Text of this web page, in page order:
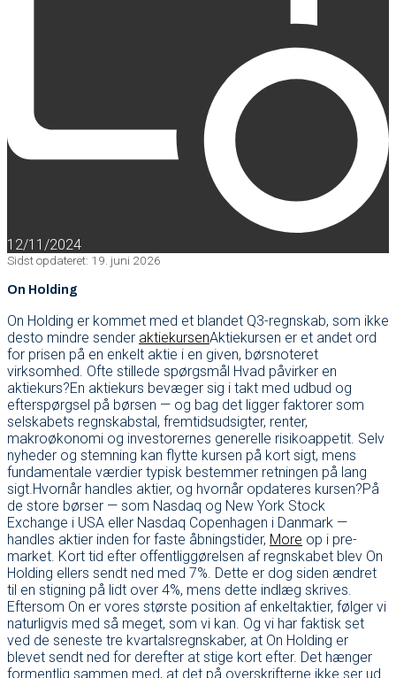
12/11/2024
Sidst opdateret: 19. juni 2026
On Holding
On Holding er kommet med et blandet Q3-regnskab, som ikke
desto mindre sender aktiekursenAktiekursen er et andet ord
for prisen på en enkelt aktie i en given, børsnoteret
virksomhed. Ofte stillede spørgsmål Hvad påvirker en
aktiekurs?En aktiekurs bevæger sig i takt med udbud og
efterspørgsel på børsen — og bag det ligger faktorer som
selskabets regnskabstal, fremtidsudsigter, renter,
makroøkonomi og investorernes generelle risikoappetit. Selv
nyheder og stemning kan flytte kursen på kort sigt, mens
fundamentale værdier typisk bestemmer retningen på lang
sigt.Hvornår handles aktier, og hvornår opdateres kursen?På
de store børser — som Nasdaq og New York Stock
Exchange i USA eller Nasdaq Copenhagen i Danmark —
handles aktier inden for faste åbningstider, More op i pre-
market. Kort tid efter offentliggørelsen af regnskabet blev On
Holding ellers sendt ned med 7%. Dette er dog siden ændret
til en stigning på lidt over 4%, mens dette indlæg skrives.
Eftersom On er vores største position af enkeltaktier, følger vi
naturligvis med så meget, som vi kan. Og vi har faktisk set
ved de seneste tre kvartalsregnskaber, at On Holding er
blevet sendt ned for derefter at stige kort efter. Det hænger
formentlig sammen med, at det på overskrifterne ikke ser ud